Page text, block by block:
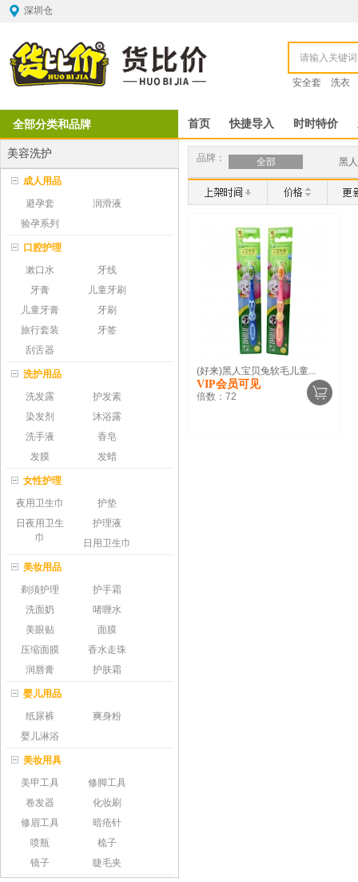
深圳仓
安全套 洗衣
全部分类和品牌 首页 快捷导入 时时特价
美容洗护
成人用品
避孕套
润滑液
验孕系列
口腔护理
漱口水
牙线
牙膏
儿童牙刷
儿童牙膏
牙刷
旅行套装
牙签
刮舌器
洗护用品
洗发露
护发素
染发剂
沐浴露
洗手液
香皂
发膜
发蜡
女性护理
夜用卫生巾
护垫
日夜用卫生
巾
护理液
日用卫生巾
美妆用品
剃须护理
护手霜
洗面奶
啫喱水
美眼贴
面膜
压缩面膜
香水走珠
润唇膏
护肤霜
婴儿用品
纸尿裤
爽身粉
婴儿淋浴
美妆用具
美甲工具
修脚工具
卷发器
化妆刷
修眉工具
暗疮针
喷瓶
梳子
镜子
睫毛夹
品牌： 全部 黑人
(好来)黑人宝贝兔软毛儿童...
VIP会员可见
倍数： 72